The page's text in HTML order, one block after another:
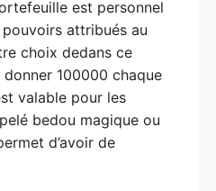
est personnel
attribués au
choix dedans ce
100000 chaque
valable pour les
bedou magique ou
d’avoir de